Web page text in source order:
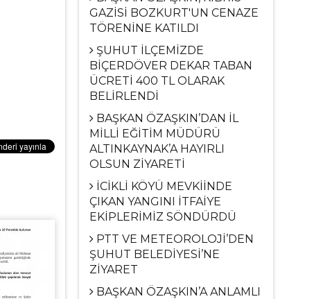
GAZİSİ BOZKURT'UN CENAZE
TÖRENİNE KATILDI
ŞUHUT İLÇEMİZDE
BİÇERDÖVER DEKAR TABAN
ÜCRETİ 400 TL OLARAK
BELİRLENDİ
BAŞKAN ÖZAŞKIN’DAN İL
MİLLİ EĞİTİM MÜDÜRÜ
ALTINKAYNAK’A HAYIRLI
OLSUN ZİYARETİ
İCİKLİ KÖYÜ MEVKİİNDE
ÇIKAN YANGINI İTFAİYE
EKİPLERİMİZ SÖNDÜRDÜ
PTT VE METEOROLOJİ’DEN
ŞUHUT BELEDİYESİ’NE
ZİYARET
BAŞKAN ÖZAŞKIN’A ANLAMLI